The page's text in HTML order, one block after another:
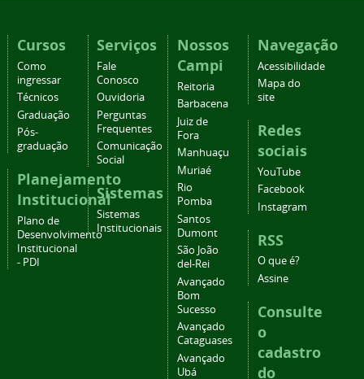
Cursos
Como
ingressar
Técnicos
Graduação
Pós-
graduação
Planejamento
Institucional
Plano de
Desenvolvimento
Institucional
- PDI
Serviços
Fale
Conosco
Ouvidoria
Perguntas
Frequentes
Comunicação
Social
Sistemas
Sistemas
Institucionais
Nossos
Campi
Reitoria
Barbacena
Juiz de
Fora
Manhuaçu
Muriaé
Rio
Pomba
Santos
Dumont
São João
del-Rei
Avançado
Bom
Sucesso
Avançado
Cataguases
Avançado
Ubá
Navegação
Acessibilidade
Mapa do
site
Redes
sociais
YouTube
Facebook
Instagram
RSS
O que é?
Assine
Consulte
o
cadastro
do